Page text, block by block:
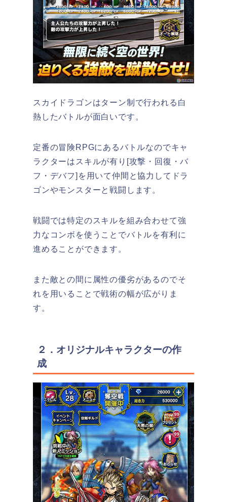
スカイドラゴンはターン制で行われる白
熱したバトルが面白いです。
定番の冒険RPGにあるバトルなのでキャ
ラクターはスキルが有り[攻撃・回復・バ
フ・デバフ]を用いて仲間と協力してドラ
ゴンやモンスターと戦闘します。
戦闘では特定のスキルを組み合わせて強
力なコンボを使うことでバトルを有利に
進めることができます。
また敵との間に属性の優劣があるのでそ
れを用いることで戦術の幅が広がりま
す。
２．オリジナルキャラクターの作
成